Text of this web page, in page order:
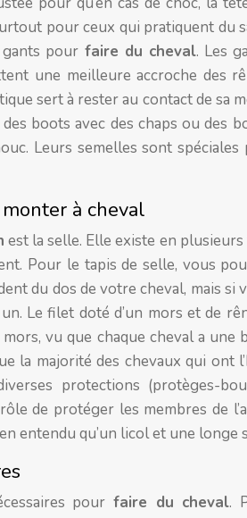
pour ceux qui pratiquent du
gants pour faire du cheval. Les
une meilleure accroche des
sert à rester au contact de sa
boots avec des chaps ou des
Leurs semelles sont
à cheval
est la selle. Elle existe en
Pour le tapis de selle, vous
du dos de votre cheval, mais si
Le filet doté d’un mors et de
vu que chaque cheval a une
la majorité des chevaux qui ont
protections (protèges-
de protéger les membres de
entendu qu’un licol et une longe
pour faire du cheval.